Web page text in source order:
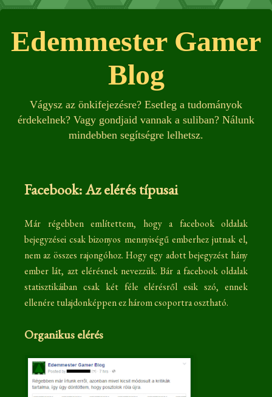
Edemmester Gamer
Blog
Vágysz az önkifejezésre? Esetleg a tudományok
érdekelnek? Vagy gondjaid vannak a suliban? Nálunk
mindebben segítségre lelhetsz.
Facebook: Az elérés típusai
Már régebben említettem, hogy a facebook oldalak
bejegyzései csak bizonyos mennyiségű emberhez jutnak el,
nem az összes rajongóhoz. Hogy egy adott bejegyzést hány
ember lát, azt elérésnek nevezzük. Bár a facebook oldalak
statisztikáiban csak két féle elérésről esik szó, ennek
ellenére tulajdonképpen ez három csoportra osztható.
Organikus elérés